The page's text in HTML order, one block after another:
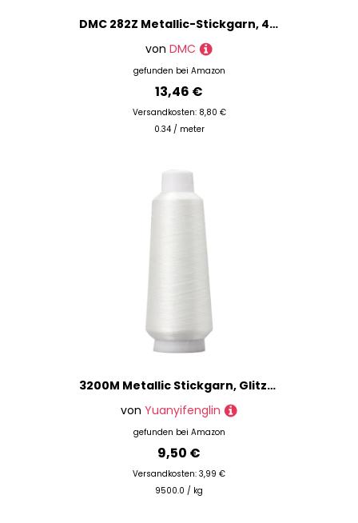
DMC 282Z Metallic-Stickgarn, 43 m, helles Gold
von DMC
gefunden bei Amazon
13,46 €
Versandkosten: 8,80 €
0.34 / meter
3200M Metallic Stickgarn, Glitzer Polyester Nähgarn für Nähmaschine, Kreuzstich (Beige)
von Yuanyifenglin
gefunden bei Amazon
9,50 €
Versandkosten: 3,99 €
9500.0 / kg